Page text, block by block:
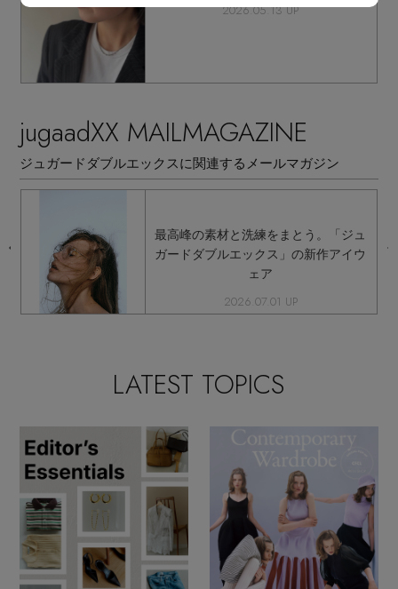
2026.05.13 UP
jugaadXX MAILMAGAZINE
ジュガードダブルエックスに関連するメールマガジン
最高峰の素材と洗練をまとう。「ジュ
ガードダブルエックス」の新作アイウ
ェア
2026.07.01 UP
LATEST TOPICS